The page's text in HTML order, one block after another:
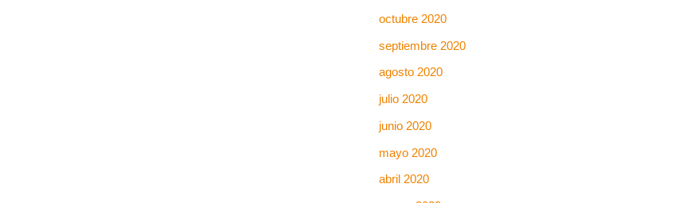
octubre 2020
septiembre 2020
agosto 2020
julio 2020
junio 2020
mayo 2020
abril 2020